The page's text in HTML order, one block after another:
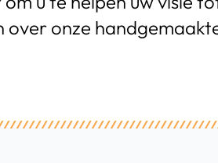
over onze